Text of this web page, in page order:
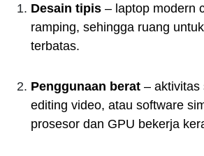
Desain tipis – laptop modern
ramping, sehingga ruang
terbatas.
Penggunaan berat – aktivitas
editing video, atau software
prosesor dan GPU bekerja